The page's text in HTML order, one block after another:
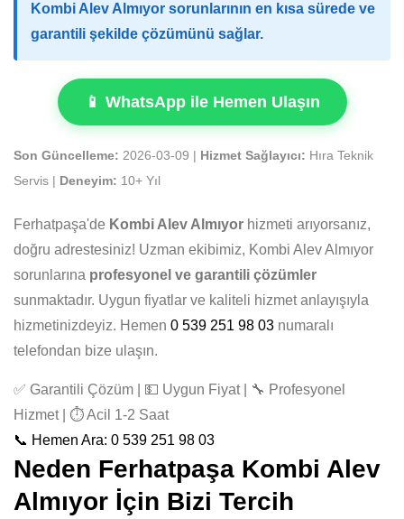
Kombi Alev Almıyor sorunlarının en kısa sürede ve
garantili şekilde çözümünü sağlar.
📱 WhatsApp ile Hemen Ulaşın
Son Güncelleme: 2026-03-09 | Hizmet Sağlayıcı: Hıra Teknik
Servis |
Deneyim: 10+ Yıl
Ferhatpaşa'de Kombi Alev Almıyor hizmeti arıyorsanız,
doğru adrestesiniz! Uzman ekibimiz, Kombi Alev Almıyor
sorunlarına profesyonel ve garantili çözümler
sunmaktadır. Uygun fiyatlar ve kaliteli hizmet anlayışıyla
hizmetinizdeyiz. Hemen 0 539 251 98 03 numaralı
telefondan bize ulaşın.
✅ Garantili Çözüm | 💵 Uygun Fiyat | 🔧 Profesyonel
Hizmet | ⏱️ Acil 1-2 Saat
📞 Hemen Ara: 0 539 251 98 03
Neden Ferhatpaşa Kombi Alev
Almıyor İçin Bizi Tercih